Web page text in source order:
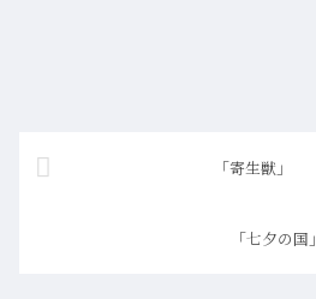
「寄生獣」
「七夕の国」